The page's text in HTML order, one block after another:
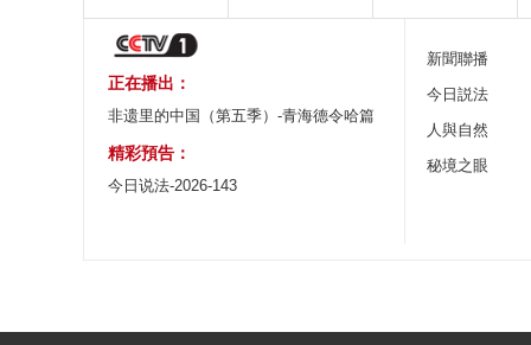
正在播出：
非遗里的中国（第五季）-青海德令哈篇
精彩預告：
今日说法-2026-143
新聞聯播
今日説法
人與自然
秘境之眼